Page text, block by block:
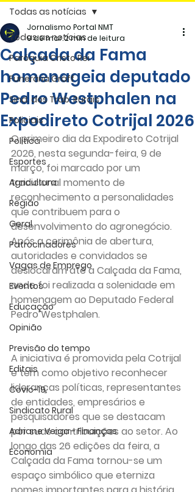
Todas as notícias
Paróquia Cristo Rei
Funerária Gräff
Sind. dos Trab. Rurais
Policiais
Politica
Esportes
Agricultura
Região
Geral
Patrocinadores
Vagas de Emprego
Eventos
Educação
Opinião
Previsão do tempo
Editais
Covic-19
Sindicato Rural
Adriane Veiga - Finanças
Economia
Todas as notícias
Calçada da Fama
homenageia deputado
Pedro Westphalen na
Expodireto Cotrijal 2026
Jornalismo Portal NMT
9 de mar.2 min de leitura
O primeiro dia da Expodireto Cotrijal
2026, nesta segunda-feira, 9 de
março, foi marcado por um
tradicional momento de
reconhecimento a personalidades
que contribuem para o
desenvolvimento do agronegócio.
Após a cerimônia de abertura,
autoridades e convidados se
deslocaram até a Calçada da Fama,
onde foi realizada a solenidade em
homenagem ao Deputado Federal
Pedro Westphalen.
A iniciativa é promovida pela Cotrijal
e tem como objetivo reconhecer
lideranças políticas, representantes
de entidades, empresários e
pesquisadores que se destacam
por suas contribuições ao setor. Ao
longo das 26 edições da feira, a
Calçada da Fama tornou-se um
espaço simbólico que eterniza